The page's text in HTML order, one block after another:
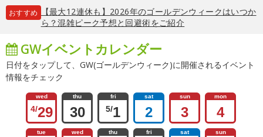
おすすめ
【最大12連休も】2026年のゴールデンウィークはいつか
ら？混雑ピーク予想と回避術をご紹介
GWイベントカレンダー
日付をタップして、GW(ゴールデンウィーク)に開催されるイベント
情報をチェック
wed
4/29
thu
30
fri
5/1
sat
2
sun
3
mon
4
tue wed thu fri sat sun